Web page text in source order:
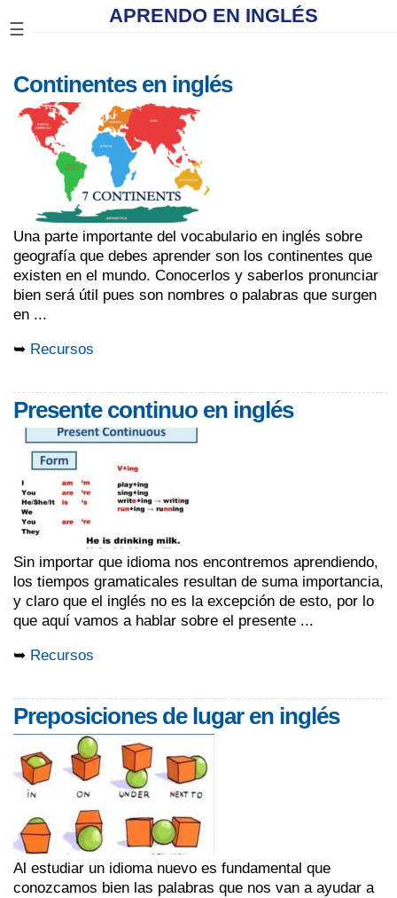
☰
APRENDO EN INGLÉS
Continentes en inglés
Una parte importante del vocabulario en inglés sobre
geografía que debes aprender son los continentes que
existen en el mundo. Conocerlos y saberlos pronunciar
bien será útil pues son nombres o palabras que surgen
en ...
➥ Recursos
Presente continuo en inglés
Sin importar que idioma nos encontremos aprendiendo,
los tiempos gramaticales resultan de suma importancia,
y claro que el inglés no es la excepción de esto, por lo
que aquí vamos a hablar sobre el presente ...
➥ Recursos
Preposiciones de lugar en inglés
Al estudiar un idioma nuevo es fundamental que
conozcamos bien las palabras que nos van a ayudar a